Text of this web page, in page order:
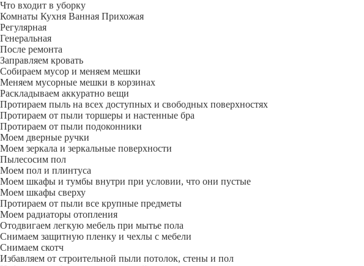
Что входит в уборку
Регу­лярная
Гене­ральная
После ремонта
Заправляем кровать
Собираем мусор и меняем мешки
Меняем мусорные мешки в корзинах
Раскладываем аккуратно вещи
Протираем пыль на всех доступных и свободных поверхностях
Протираем от пыли торшеры и настенные бра
Протираем от пыли подоконники
Моем дверные ручки
Моем зеркала и зеркальные поверхности
Пылесосим пол
Моем пол и плинтуса
Моем шкафы и тумбы внутри при условии, что они пустые
Моем шкафы сверху
Протираем от пыли все крупные предметы
Моем радиаторы отопления
Отодвигаем легкую мебель при мытье пола
Снимаем защитную пленку и чехлы с мебели
Снимаем скотч
Избавляем от строительной пыли потолок, стены и пол